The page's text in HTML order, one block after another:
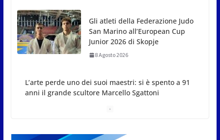
L’arte perde uno dei suoi
maestri: si è spento a 91 anni il
grande scultore Marcello
Sgattoni
A Oltremare 2.0 a Riccione in migliaia per